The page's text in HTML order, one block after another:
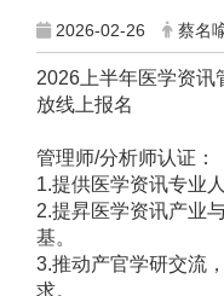
2026-02-26 蔡名
2026上半年医学资讯
放线上报名
管理师/分析师认证：
1.提供医学资讯专业
2.提昇医学资讯产业
基。
3.推动产官学研交流
求。